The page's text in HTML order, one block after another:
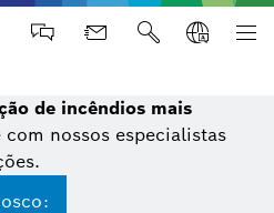
Life Safety Systems
de incêndios mais
com nossos especialistas